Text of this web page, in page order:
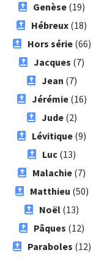
Genèse (19)
Hébreux (18)
Hors série(66)
Jacques (7)
Jean (7)
Jérémie(16)
Jude(2)
Lévitique (9)
Luc (13)
Malachie (7)
Matthieu (50)
Noël (13)
Pâques (12)
Paraboles (12)